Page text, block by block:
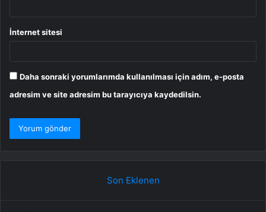
İnternet sitesi
Daha sonraki yorumlarımda kullanılması için adım, e-posta
adresim ve site adresim bu tarayıcıya kaydedilsin.
Son Eklenen